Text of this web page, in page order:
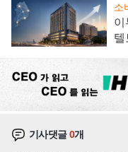
소
이
텔
기사댓글0개